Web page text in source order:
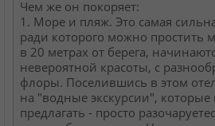
Чем же он покоряет:
1. Море и пляж. Это самая
ради которого можно простить
в 20 метрах от берега,
невероятной красоты, с
флоры. Поселившись в этом
на "водные экскурсии", которые
предлагать - просто